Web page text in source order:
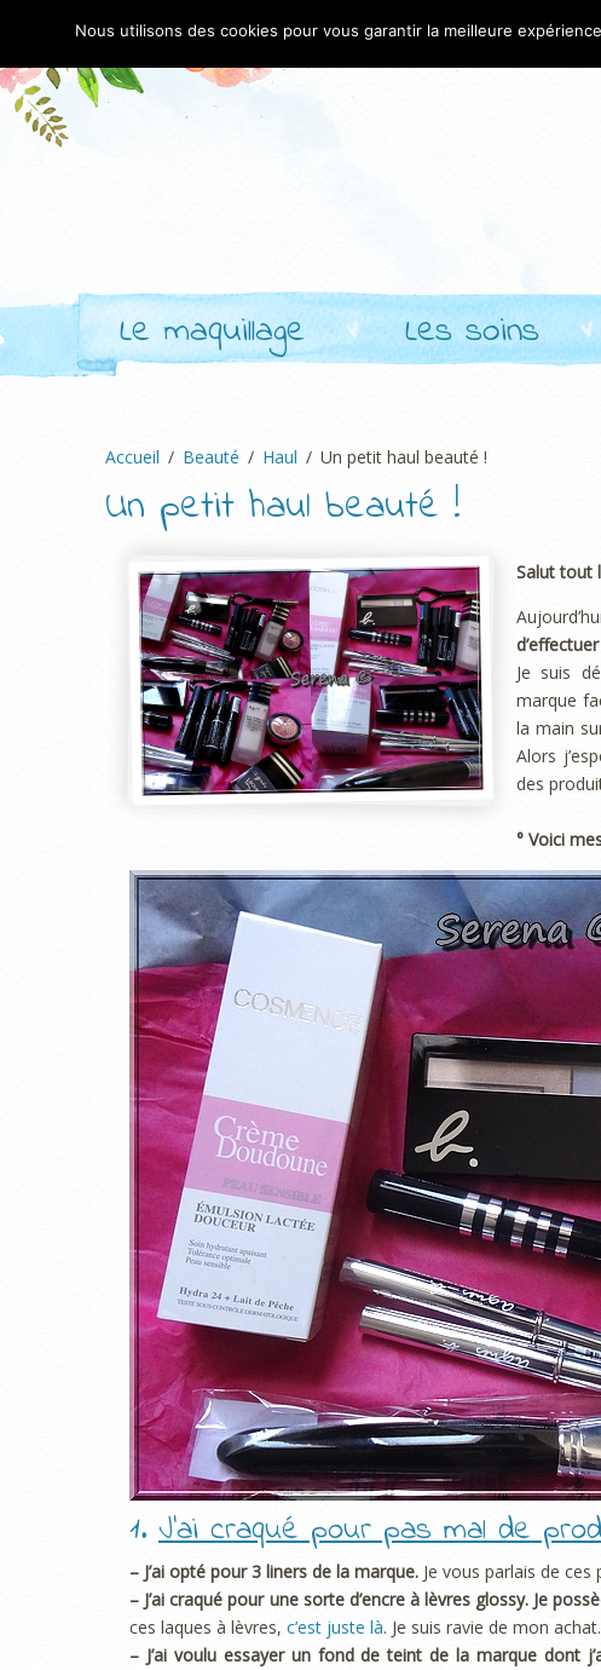
Le maquillage Les soins
Accueil Beauté Haul Un petit haul beauté !
Un petit haul beauté !
Salut tout
Je suis
marque
la main
Alors
des
° Voici
1. J’ai craqué pour pas mal de
– J’ai opté pour 3 liners de la marque. Je vous parlais de ces
– J’ai craqué pour une sorte d’encre à lèvres glossy. Je
ces laques à lèvres, c’est juste là. Je suis ravie de mon achat.
– J’ai voulu essayer un fond de teint de la marque dont
Nous utilisons des cookies pour vous garantir la meilleure